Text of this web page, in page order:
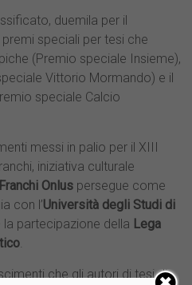
duemila per il
speciali per tesi che
(Premio speciale Insieme),
Vittorio Mormando) e il
speciale Calcio
messi in palio per il XIII
iniziativa culturale
Onlus persegue come
con l’Università degli Studi di
partecipazione della Lega
.
che gli autori di tesi di